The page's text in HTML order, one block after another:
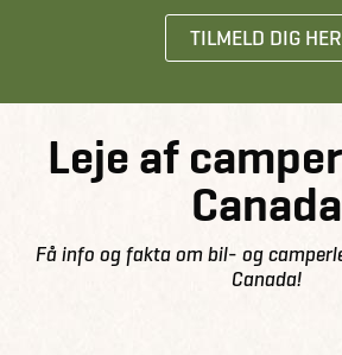
TILMELD DIG HER
Leje af
Canada
Få info og fakta om bil- og
Canada!